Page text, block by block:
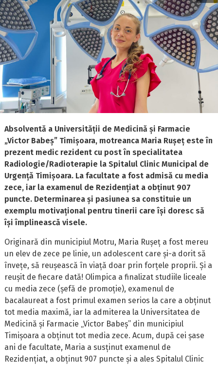
Absolventă a Universității de Medicină și Farmacie
„Victor Babeș” Timișoara, motreanca Maria Rușeț este în
prezent medic rezident cu post în specialitatea
Radiologie/Radioterapie la Spitalul Clinic Municipal de
Urgență Timișoara. La facultate a fost admisă cu media
zece, iar la examenul de Rezidențiat a obținut 907
puncte. Determinarea și pasiunea sa constituie un
exemplu motivațional pentru tinerii care își doresc să
își împlinească visele.
Originară din municipiul Motru, Maria Rușeț a fost mereu
un elev de zece pe linie, un adolescent care și-a dorit să
învețe, să reușească în viață doar prin forțele proprii. Și a
reușit de fiecare dată! Olimpica a finalizat studiile liceale
cu media zece (șefă de promoție), examenul de
bacalaureat a fost primul examen serios la care a obținut
tot media maximă, iar la admiterea la Universitatea de
Medicină și Farmacie „Victor Babeș” din municipiul
Timișoara a obținut tot media zece. Acum, după cei șase
ani de facultate, Maria a susținut examenul de
Rezidențiat, a obținut 907 puncte și a ales Spitalul Clinic